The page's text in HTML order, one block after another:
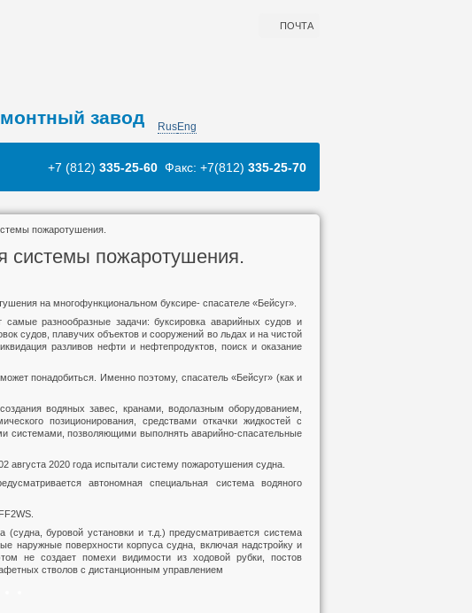
ПОЧТА
завод RusEng
+7 (812) 335-25-60 Факс: +7(812) 335-25-70
пожаротушения.
системы пожаротушения.
на многофункциональном буксире- спасателе «Бейсуг».
разнообразные задачи: буксировка аварийных судов и
судов, плавучих объектов и сооружений во льдах и на чистой
разливов нефти и нефтепродуктов, поиск и оказание
понадобиться. Именно поэтому, спасатель «Бейсуг» (как и
водяных завес, кранами, водолазным оборудованием,
позиционирования, средствами откачки жидкостей с
системами, позволяющими выполнять аварийно-спасательные
2020 года испытали систему пожаротушения судна.
автономная специальная система водяного
(судна, буровой установки и т.д.) предусматривается система
наружные поверхности корпуса судна, включая надстройку и
не создает помехи видимости из ходовой рубки, постов
стволов с дистанционным управлением